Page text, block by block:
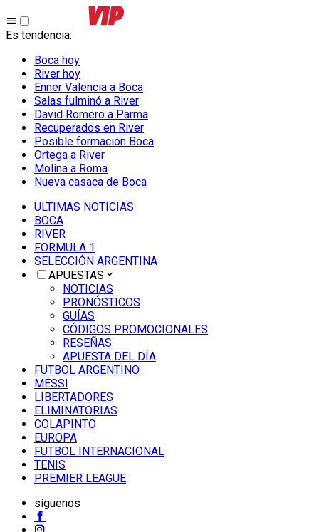
Es tendencia:
Boca hoy
River hoy
Enner Valencia a Boca
Salas fulminó a River
David Romero a Parma
Recuperados en River
Posible formación Boca
Ortega a River
Molina a Roma
Nueva casaca de Boca
ULTIMAS NOTICIAS
BOCA
RIVER
FORMULA 1
SELECCIÓN ARGENTINA
APUESTAS
NOTICIAS
PRONÓSTICOS
GUÍAS
CÓDIGOS PROMOCIONALES
RESEÑAS
APUESTA DEL DÍA
FUTBOL ARGENTINO
MESSI
LIBERTADORES
ELIMINATORIAS
COLAPINTO
EUROPA
FUTBOL INTERNACIONAL
TENIS
PREMIER LEAGUE
síguenos